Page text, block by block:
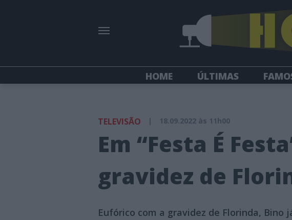
HOME ÚLTIMAS
TELEVISÃO | 18.09.2022 às 11h00
Em “Festa É
gravidez de
Eufórico com a gravidez de Florinda, Bino